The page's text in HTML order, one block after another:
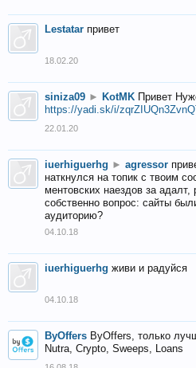
Lestatar привет
18.02.20
siniza09 ► KotMK Привет
https://yadi.sk/i/
22.01.20
iuerhiguerhg ► agressor
наткнулся на топик с твоим
ментовских наездов за
собственно вопрос: сайты
аудиторию?
04.10.18
iuerhiguerhg живи и радуйся
04.10.18
ByOffers ByOffers, только
Nutra, Crypto, Sweeps, Loans